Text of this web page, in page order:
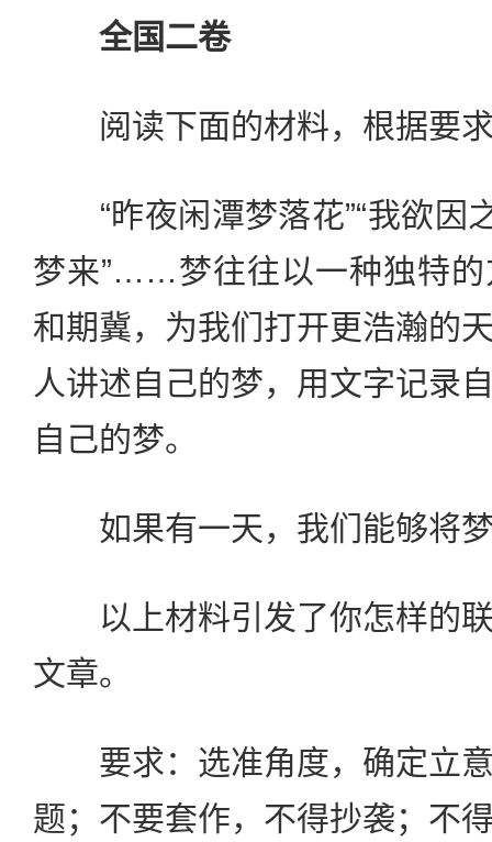
全国二卷
阅读下面的材料，根据要求
“昨夜闲潭梦落花”“我欲因
梦来”……梦往往以一种独特的
和期冀，为我们打开更浩瀚的
人讲述自己的梦，用文字记录
自己的梦。
如果有一天，我们能够将
以上材料引发了你怎样的联
文章。
要求：选准角度，确定立意
题；不要套作，不得抄袭；不